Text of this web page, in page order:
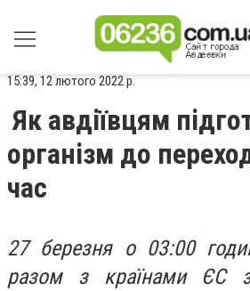
15:39, 12 лютого 2022 р.
Як авдіївцям
організм до
час
27 березня о 03:00
разом з країнами ЄС